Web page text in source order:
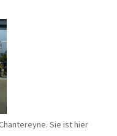
Sie ist hier